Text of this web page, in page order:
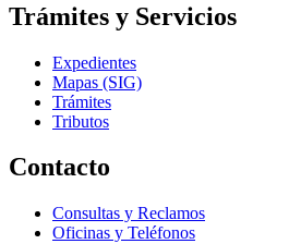
Trámites y Servicios
Expedientes
Mapas (SIG)
Trámites
Tributos
Contacto
Consultas y Reclamos
Oficinas y Teléfonos